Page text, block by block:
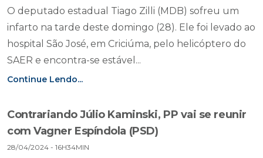
O deputado estadual Tiago Zilli (MDB) sofreu um
infarto na tarde deste domingo (28). Ele foi levado ao
hospital São José, em Criciúma, pelo helicóptero do
SAER e encontra-se estável...
Continue Lendo...
Contrariando Júlio Kaminski, PP vai se reunir
com Vagner Espíndola (PSD)
28/04/2024 - 16H34MIN